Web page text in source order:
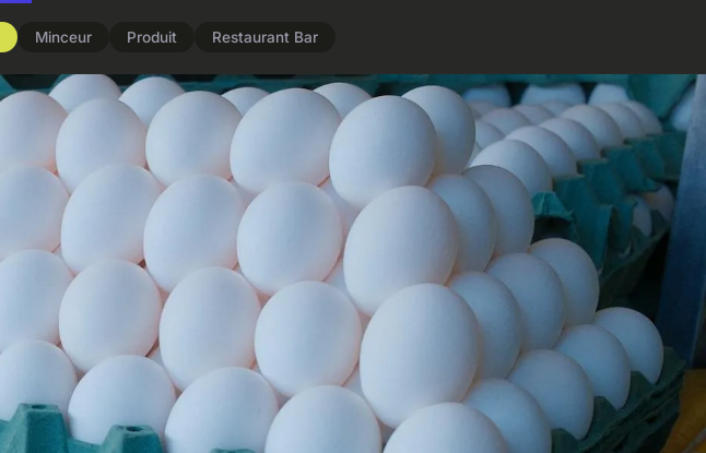
Minceur Produit Restaurant Bar